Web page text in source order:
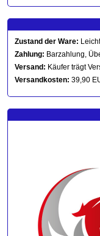
Zustand der Ware:
Zahlung: Barzahlung,
Versand: Käufer trägt
Versandkosten: 39,90